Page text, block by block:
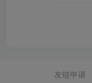
友链申请